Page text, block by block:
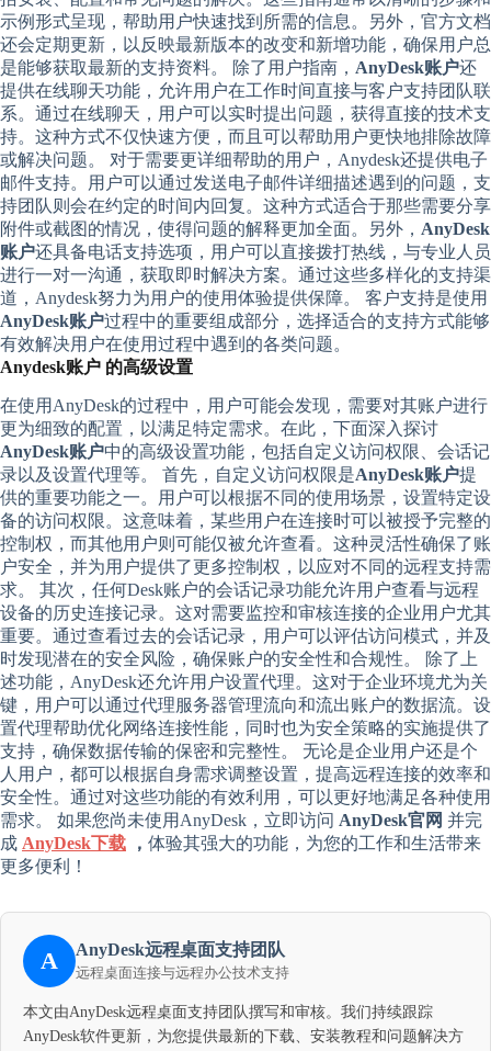
示例形式呈现，帮助用户快速找到所需的信息。另外，官方文档
还会定期更新，以反映最新版本的改变和新增功能，确保用户总
是能够获取最新的支持资料。 除了用户指南， AnyDesk账户还
提供在线聊天功能，允许用户在工作时间直接与客户支持团队联
系。通过在线聊天，用户可以实时提出问题，获得直接的技术支
持。这种方式不仅快速方便，而且可以帮助用户更快地排除故障
或解决问题。 对于需要更详细帮助的用户，Anydesk还提供电子
邮件支持。用户可以通过发送电子邮件详细描述遇到的问题，支
持团队则会在约定的时间内回复。这种方式适合于那些需要分享
附件或截图的情况，使得问题的解释更加全面。另外， AnyDesk
账户还具备电话支持选项，用户可以直接拨打热线，与专业人员
进行一对一沟通，获取即时解决方案。通过这些多样化的支持渠
道，Anydesk努力为用户的使用体验提供保障。 客户支持是使用
AnyDesk账户过程中的重要组成部分，选择适合的支持方式能够
有效解决用户在使用过程中遇到的各类问题。
Anydesk账户 的高级设置
在使用AnyDesk的过程中，用户可能会发现，需要对其账户进行
更为细致的配置，以满足特定需求。在此，下面深入探讨
AnyDesk账户中的高级设置功能，包括自定义访问权限、会话记
录以及设置代理等。 首先，自定义访问权限是AnyDesk账户提
供的重要功能之一。用户可以根据不同的使用场景，设置特定设
备的访问权限。这意味着，某些用户在连接时可以被授予完整的
控制权，而其他用户则可能仅被允许查看。这种灵活性确保了账
户安全，并为用户提供了更多控制权，以应对不同的远程支持需
求。 其次，任何Desk账户的会话记录功能允许用户查看与远程
设备的历史连接记录。这对需要监控和审核连接的企业用户尤其
重要。通过查看过去的会话记录，用户可以评估访问模式，并及
时发现潜在的安全风险，确保账户的安全性和合规性。 除了上
述功能，AnyDesk还允许用户设置代理。这对于企业环境尤为关
键，用户可以通过代理服务器管理流向和流出账户的数据流。设
置代理帮助优化网络连接性能，同时也为安全策略的实施提供了
支持，确保数据传输的保密和完整性。 无论是企业用户还是个
人用户，都可以根据自身需求调整设置，提高远程连接的效率和
安全性。通过对这些功能的有效利用，可以更好地满足各种使用
需求。 如果您尚未使用AnyDesk，立即访问 AnyDesk官网 并完
成 AnyDesk下载 ， 体验其强大的功能，为您的工作和生活带来
更多便利！
A AnyDesk远程桌面支持团队
远程桌面连接与远程办公技术支持
本文由AnyDesk远程桌面支持团队撰写和审核。我们持续跟踪
AnyDesk软件更新，为您提供最新的下载、安装教程和问题解决方